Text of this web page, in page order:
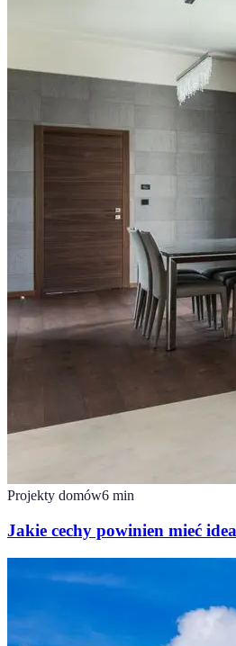
Projekty domów6 min
Jakie cechy powinien mieć